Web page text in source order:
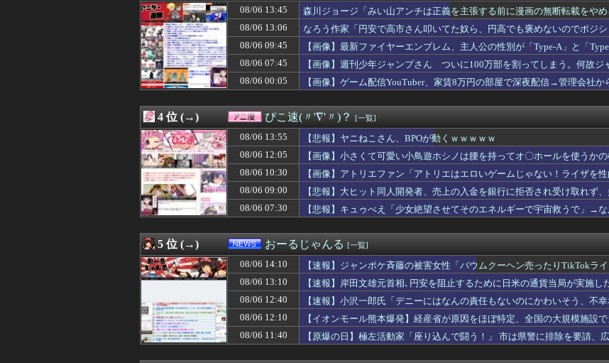
08/06 14:00
金川紗耶さん、いくらなんでもふくらみがデカいって・・・
08/06 14:00
【酒】「ビールと水を交互に飲まないと倒れるグラス」発売 適正飲酒を施す
08/06 14:00
高市首、自民党内で「独裁だ」と批判され始める
08/06 14:00
旦那を亡くして８年。介護するつもりでウトメと同居してたのに「早く出て行け」とコ
08/06 14:00
すごいねアーティチョーク。食うところが全然ねえ…！
08/06 14:00
【朗報】韓国の掲示板「大谷、軽く当てただけなのに」
08/06 14:00
【画像】影山優佳さん(25)、下着姿であたシコが止まらない
08/06 13:58
【朗報】小坂菜緒の最新グラビア、ノースリーブが大変なことになってるって...
08/06 13:58
【ガンダム0083】バニングってスパロボだと普通に生きてるよね？
08/06 13:58
【育成成功】山口航輝(ロ)、お前らの想像の8倍くらい打ちまくってるWWWWWW...
08/06 13:58
【熊本地震】専門家「イオンモール熊本の爆心地に…喫煙所と自販機」警察・消防「」
08/06 13:57
コンビニのおでんを買ったら注文した具が入っていなかった。尋常でなくムカついたの
08/06 13:55
【水着画像あり】乃木坂46賀喜遥香、美脚グラビアが可愛すぎるwwwwwwかっき...
08/06 13:55
【悲報】ヤニねこさん、BPOが動くｗｗｗｗｗ
08/06 13:55
公園で集団礼拝は「違和感」があるから認めない？３０年続くモスクの祭りに異変 元
08/06 13:50
【悲報】韓国さん、冨安健洋のパレス移籍にめっちゃ焦るｗｗｗｗｗｗ
08/06 13:50
「住信SBI」が「ドコモの銀行」に変わってうんざりしてるやつw w w
08/06 13:49
【ホロライブ】ホロドリ初イベント終了！！！ランキング各帯の空気感はこんな感じ
08/06 13:46
元 櫻井翔さん、神社で目撃されるｗｗｗｗｗｗｗｗｗｗｗ
08/06 13:45
「住信SBI」が「ドコモの銀行」に変わってうんざりしてるやつw w w
【疑問】テコンダー朴がアニメ化しない理由、ガチのマジで謎ｗｗｗｗ
08/06 13:45
森川ジョージ「みい山アンチは正義を主張する前に漫画の無断転載をやめろよ」←これ
08/06 13:43
【まどマギ】ほむリリィも顔の上半分無かったけど、これって何かの伏線だったりする
08/06 13:41
【NBA】ディロン・ブルックス、PHXと3年7300万ドルで契約延長
08/06 13:41
【朗報】俺たちのラ・ムー､やっぱり安い！
08/06 13:45
森川ジョージ「みい山アンチは正義を主張する前に漫画の無断転載をや
08/06 13:06
なろう作家「円安で高市さん叩いてた奴ら、円高でも褒めないのでポジシ
08/06 09:45
【画像】最新ファイヤーエンブレム、主人公の性別が「Type-A」と「
08/06 07:45
【画像】週刊少年ジャンプさん ついに100万部を割ってしまう。何故ジ
08/06 00:05
【画像】ゲーム配信YouTuber、家賃8万円の部屋で深夜配信→管理会社
4 位 (→) ぴこ速(〃'∇'〃)？ [一覧]
08/06 13:55
【悲報】ヤニねこさん、BPOが動くｗｗｗｗｗ
08/06 12:05
【画像】小さくて可愛い小鳥遊ホシノは腰を持ってオ〇ホールを使うか
08/06 10:30
【画像】アトリエファン「アトリエはエロいゲームじゃない！ライザを
08/06 09:00
【悲報】大ヒット同人開発者、売上の入金を銀行に拒否され受け取れず
08/06 07:30
【悲報】キュゥべえ「少女絶望させてそのエネルギーで宇宙救うで」→
5 位 (→) おーるじゃんる [一覧]
08/06 14:10
【速報】ジャンポケ斉藤の被害女性「バウムクーヘン売ったりTikTokラ
08/06 13:10
【速報】岸田文雄元首相､円安を阻止するために日米の通貨当局が実施
08/06 12:40
【速報】小沢一郎氏「デニーにはなんの責任もないのにかわいそう、不
08/06 12:10
【イオンモール熊本爆発】経産省が原因をほぼ特定、全国の大規模施設
に・・・
08/06 11:40
【原爆の日】極左活動家「座り込んで闘う！」 市は県警に排除を要請